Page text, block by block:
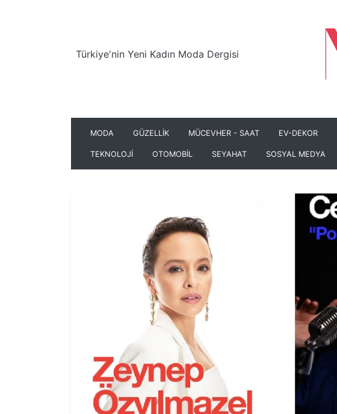
Türkiye'nin Yeni Kadın Moda Dergisi
MODA GÜZELLİK MÜCEVHER - SAAT EV-DEKOR
TEKNOLOJİ OTOMOBİL SEYAHAT SOSYAL MEDYA